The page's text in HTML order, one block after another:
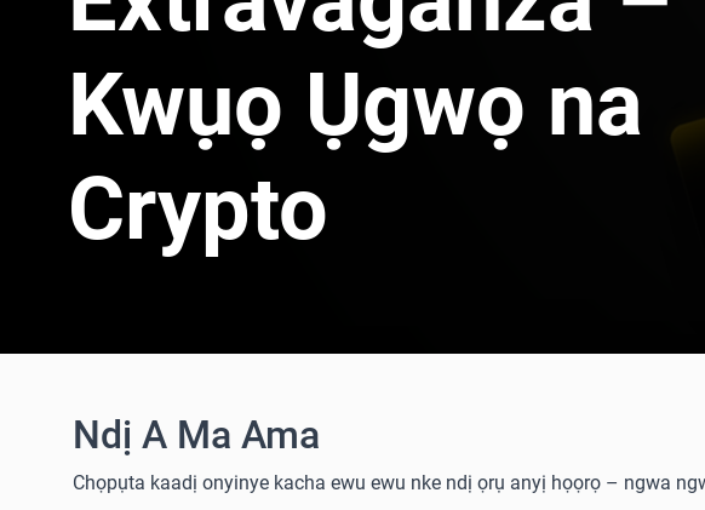
Kwụọ Ụgwọ na
Crypto
Ndị A Ma Ama
Chọpụta kaadị onyinye kacha ewu ewu nke ndị ọrụ anyị họọrọ – ngwa